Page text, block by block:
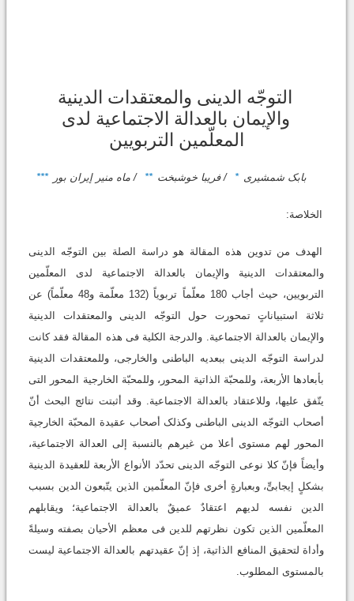
التوجّه الدینی والمعتقدات الدینیة
والإیمان بالعدالة الاجتماعیة لدى
المعلّمین التربویین
بابک شمشیری * / فریبا خوشبخت ** / ماه منیر إیران بور ***
الخلاصة:
الهدف من تدوین هذه المقالة هو دراسة الصلة بین التوجّه الدینی
والمعتقدات الدینیة والإیمان بالعدالة الاجتماعیة لدى المعلّمین
التربویین، حیث أجاب 180 معلّماً تربویاً (132 معلّمة و48 معلّماً) عن
ثلاثة استبیاناتٍ تمحورت حول التوجّه الدینی والمعتقدات الدینیة
والإیمان بالعدالة الاجتماعیة. والدرجة الکلیة فی هذه المقالة فقد کانت
لدراسة التوجّه الدینی ببعدیه الباطنی والخارجی، وللمعتقدات الدینیة
بأبعادها الأربعة، وللمحبّة الذاتیة المحور، وللمحبّة الخارجیة المحور التی
یتّفق علیها، وللاعتقاد بالعدالة الاجتماعیة. وقد أثبتت نتائج البحث أنّ
أصحاب التوجّه الدینی الباطنی وکذلک أصحاب عقیدة المحبّة الخارجیة
المحور لهم مستوى أعلا من غیرهم بالنسبة إلى العدالة الاجتماعیة،
وأیضاً فإنّ کلا نوعی التوجّه الدینی تحدّد الأنواع الأربعة للعقیدة الدینیة
بشکلٍ إیجابیٍّ، وبعبارةٍ أخرى فإنّ المعلّمین الذین یتّبعون الدین بسبب
الدین نفسه لدیهم اعتقادٌ عمیقٌ بالعدالة الاجتماعیة؛ ویقابلهم
المعلّمین الذین تکون نظرتهم للدین فی معظم الأحیان بصفته وسیلةً
وأداة لتحقیق المنافع الذاتیة، إذ إنّ عقیدتهم بالعدالة الاجتماعیة لیست
بالمستوى المطلوب.